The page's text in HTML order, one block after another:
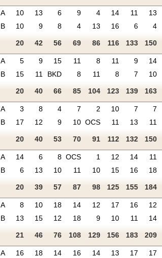
A 10 13 6 9 4 14 11 13
B 10 9 8 4 13 16 6 4
20 42 56 69 86 116 133 150
A 5 9 15 11 8 11 9 14
B 15 11 BKD 8 11 8 7 10
20 40 66 85 104 123 139 163
A 3 8 4 7 2 10 7 7
B 17 12 9 10 OCS 11 13 11
20 40 53 70 91 112 132 150
A 14 6 8 OCS 1 12 14 11
B 6 13 10 11 10 15 16 18
20 39 57 87 98 125 155 184
A 8 10 18 14 12 17 16 12
B 13 15 12 18 9 10 11 14
21 46 76 108 129 156 183 209
A 16 18 14 16 14 13 17 17